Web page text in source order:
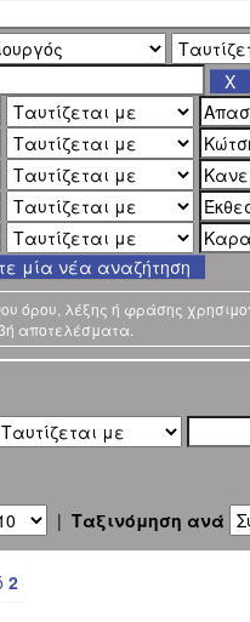
μία νέα αναζήτηση
όρου, λέξης ή φράσης
αποτελέσματα.
| Ταξινόμηση ανά
2